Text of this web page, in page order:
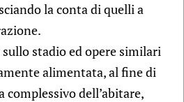
la conta di quelli a
stadio ed opere similari
alimentata, al fine di
dell’abitare,